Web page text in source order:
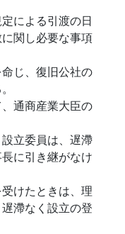
による引渡の日
関し必要な事項
じ、復旧公社の
通商産業大臣の
立委員は、遅滯
に引き継がなけ
けたときは、理
滯なく設立の登